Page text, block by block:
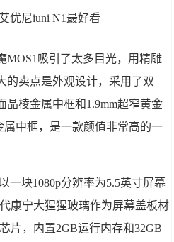
MOS1吸引了太多目光，用精雕
的卖点是外观设计，采用了双
晶棱金属中框和1.9mm超窄黄金
属中框，是一款颜值非常高的一
一块1080p分辨率为5.5英寸屏幕
康宁大猩猩玻璃作为屏幕盖板材
片，内置2GB运行内存和32GB